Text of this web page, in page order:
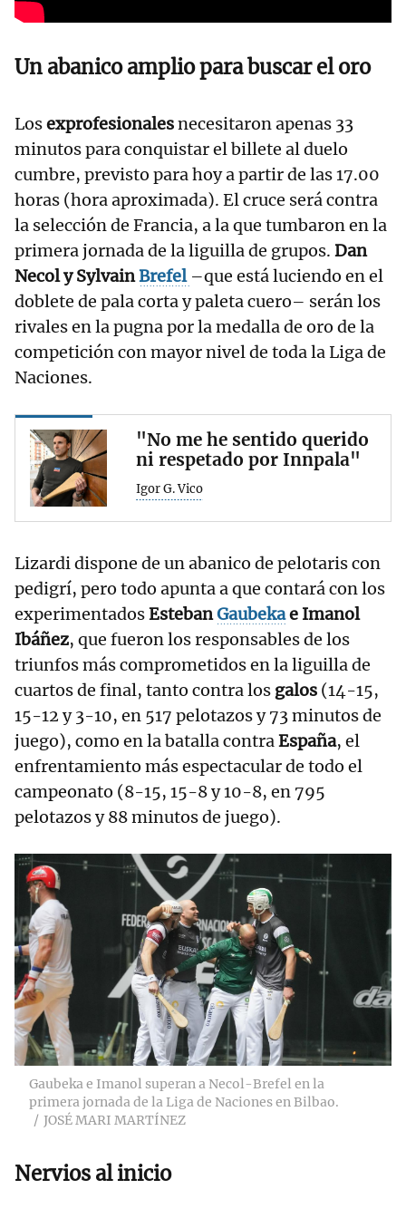
Un abanico amplio para buscar el oro
Losexprofesionalesnecesitaron apenas 33
minutos para conquistar el billete al duelo
cumbre, previsto para hoy a partir de las 17.00
horas (hora aproximada). El cruce será contra
la selección de Francia, a la que tumbaron en la
primera jornada de la liguilla de grupos. Dan
Necol y SylvainBrefel –que está luciendo en el
doblete de pala corta y paleta cuero– serán los
rivales en la pugna por la medalla de oro de la
competición con mayor nivel de toda la Liga de
Naciones.
"No me he sentido querido
ni respetado por Innpala"
Igor G. Vico
Lizardi dispone de un abanico de pelotaris con
pedigrí, pero todo apunta a que contará con los
experimentadosEstebanGaubekae Imanol
Ibáñez, que fueron los responsables de los
triunfos más comprometidos en la liguilla de
cuartos de final, tanto contra los galos (14-15,
15-12 y 3-10, en 517 pelotazos y 73 minutos de
juego), como en la batalla contra España, el
enfrentamiento más espectacular de todo el
campeonato (8-15, 15-8 y 10-8, en 795
pelotazos y 88 minutos de juego).
Gaubeka e Imanol superan a Necol-Brefel en la
primera jornada de la Liga de Naciones en Bilbao.
JOSÉ MARI MARTÍNEZ
Nervios al inicio